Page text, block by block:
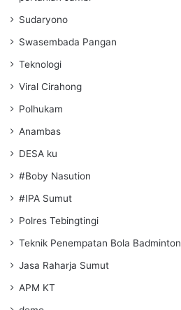
Sudaryono
Swasembada Pangan
Teknologi
Viral Cirahong
Polhukam
Anambas
DESA ku
#Boby Nasution
#IPA Sumut
Polres Tebingtingi
Teknik Penempatan Bola Badminton
Jasa Raharja Sumut
APM KT